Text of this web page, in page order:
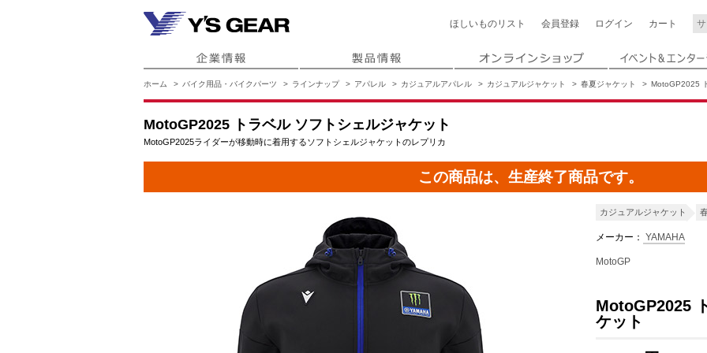
ほしいもの リスト 会員登録 ログイン カート
ホーム バイク用品・バイクパーツ ラインナップ アパレル カジュアルアパレル カジュアルジャケット 春夏ジャケット MotoGP2025
MotoGP2025 トラベル ソフトシェルジャケット
MotoGP2025ライダーが移動時に着用するソフトシェルジャケットのレプリカ
この商品は、生産終了商品です。
カジュアルジャケット
メーカー： YAMAHA
MotoGP
MotoGP2025
ケット